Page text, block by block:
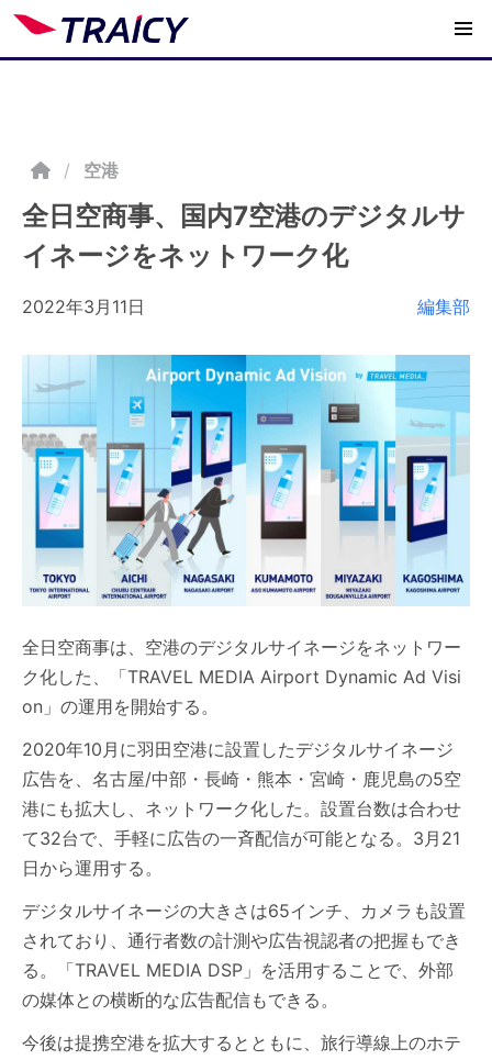
/ 空港
全日空商事、国内7空港のデジタルサ
イネージをネットワーク化
2022年3月11日 編集部
全日空商事は、空港のデジタルサイネージをネットワー
ク化した、「TRAVEL MEDIA Airport Dynamic Ad Visi
on」の運用を開始する。
2020年10月に羽田空港に設置したデジタルサイネージ
広告を、名古屋/中部・長崎・熊本・宮崎・鹿児島の5空
港にも拡大し、ネットワーク化した。設置台数は合わせ
て32台で、手軽に広告の一斉配信が可能となる。3月21
日から運用する。
デジタルサイネージの大きさは65インチ、カメラも設置
されており、通行者数の計測や広告視認者の把握もでき
る。「TRAVEL MEDIA DSP」を活用することで、外部
の媒体との横断的な広告配信もできる。
今後は提携空港を拡大するとともに、旅行導線上のホテ